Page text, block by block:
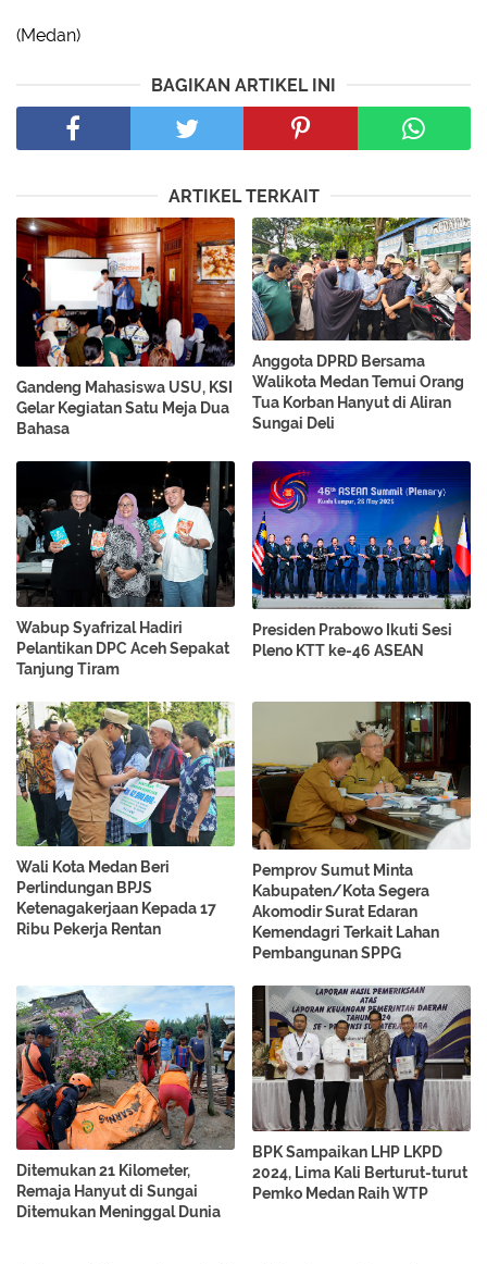
(Medan)
BAGIKAN ARTIKEL INI
ARTIKEL TERKAIT
Gandeng Mahasiswa USU, KSI
Gelar Kegiatan Satu Meja Dua
Bahasa
Anggota DPRD Bersama
Walikota Medan Temui Orang
Tua Korban Hanyut di Aliran
Sungai Deli
Wabup Syafrizal Hadiri
Pelantikan DPC Aceh Sepakat
Tanjung Tiram
Presiden Prabowo Ikuti Sesi
Pleno KTT ke-46 ASEAN
Wali Kota Medan Beri
Perlindungan BPJS
Ketenagakerjaan Kepada 17
Ribu Pekerja Rentan
Pemprov Sumut Minta
Kabupaten/Kota Segera
Akomodir Surat Edaran
Kemendagri Terkait Lahan
Pembangunan SPPG
Ditemukan 21 Kilometer,
Remaja Hanyut di Sungai
Ditemukan Meninggal Dunia
BPK Sampaikan LHP LKPD
2024, Lima Kali Berturut-turut
Pemko Medan Raih WTP